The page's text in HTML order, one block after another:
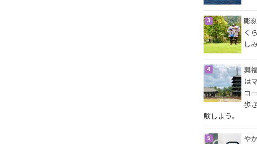
彫
く
し
興
は
コ
歩
験しよう。
や